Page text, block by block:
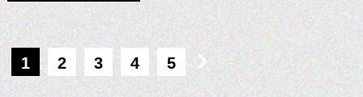
1 2 3 4 5